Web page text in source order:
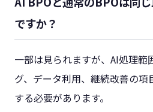
ですか？
一部は見られますが、AI処理範
グ、データ利用、継続改善の項
する必要があります。